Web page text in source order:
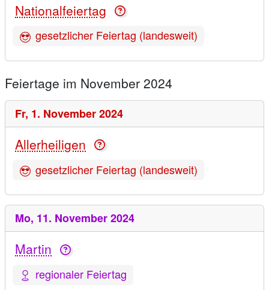
Nationalfeiertag
gesetzlicher Feiertag (landesweit)
Feiertage im November 2024
Fr, 1. November 2024
Allerheiligen
gesetzlicher Feiertag (landesweit)
Mo, 11. November 2024
Martin
regionaler Feiertag